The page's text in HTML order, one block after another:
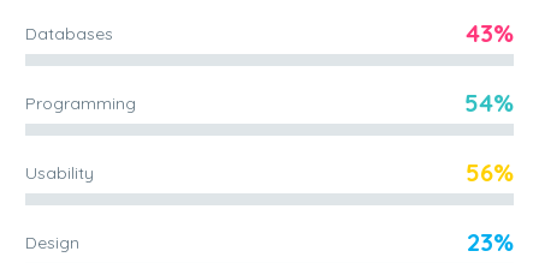
Databases 43%
Programming 54%
Usability 56%
Design 23%